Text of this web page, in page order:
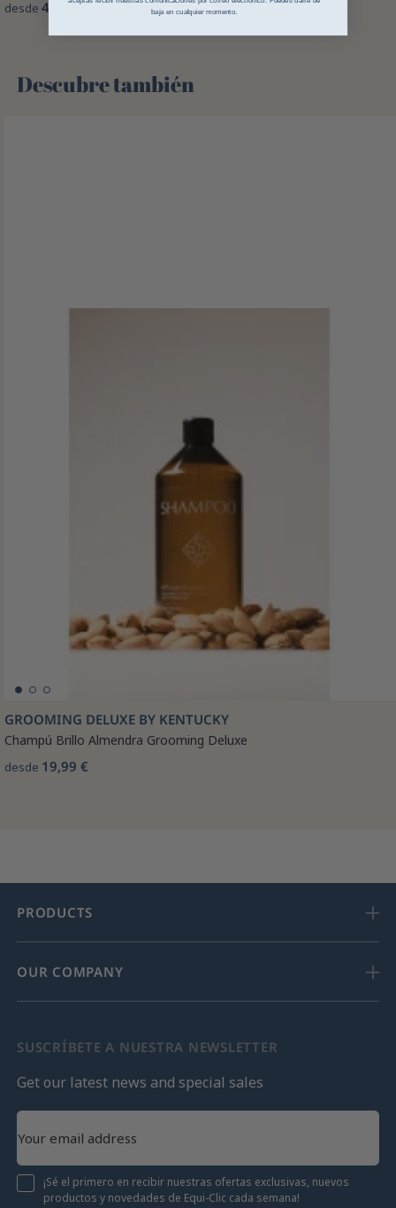
desde 41,99 €
Descubre también 🌻
GROOMING DELUXE BY KENTUCKY
Champú Brillo Almendra Grooming Deluxe
desde 19,99 €
PRODUCTS
OUR COMPANY
SUSCRÍBETE A NUESTRA NEWSLETTER
Get our latest news and special sales
¡Sé el primero en recibir nuestras ofertas exclusivas, nuevos
productos y novedades de Equi-Clic cada semana!
baja en cualquier momento.